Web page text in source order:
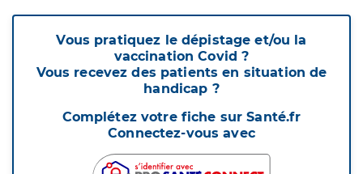
Vous pratiquez le dépistage et/ou la
vaccination Covid ?
Vous recevez des patients en situation de
handicap ?
Complétez votre fiche sur Santé.fr
Connectez-vous avec